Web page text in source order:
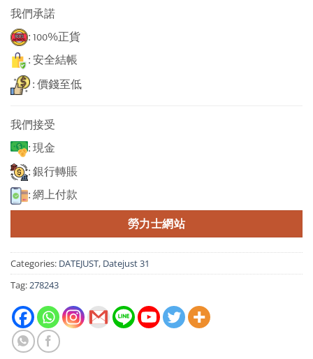
我們承諾
: 100%正貨
: 安全結帳
: 價錢至低
我們接受
: 現金
: 銀行轉賬
: 網上付款
勞力士網站
Categories: DATEJUST, Datejust 31
Tag:278243